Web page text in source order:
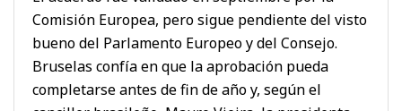
Comisión Europea, pero sigue pendiente del visto
bueno del Parlamento Europeo y del Consejo.
Bruselas confía en que la aprobación pueda
completarse antes de fin de año y, según el